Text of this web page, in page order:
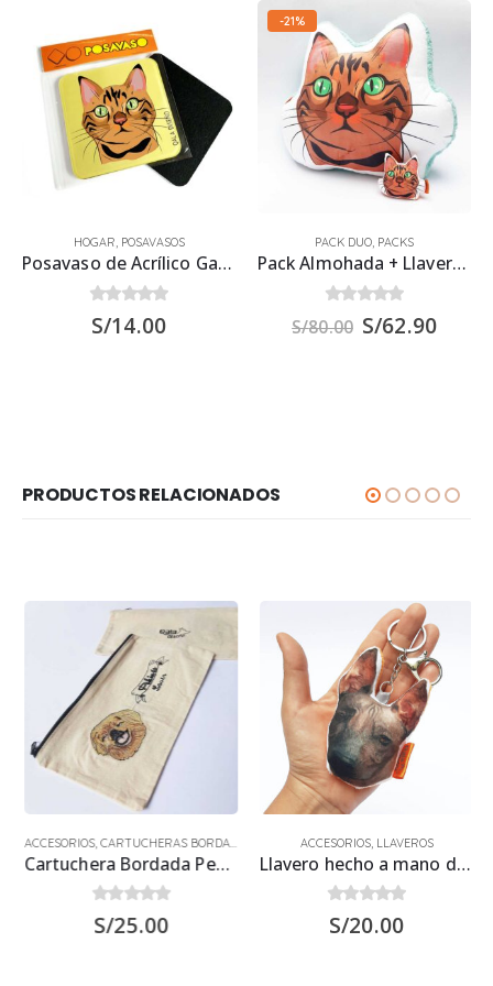
HOGAR, POSAVASOS
Posavaso de Acrílico Gato Atigrado 9.5×9.5 cms.
0out of 5
S/14.00
-21%
PACK DUO, PACKS
Pack Almohada + Llavero de tela – Gato Atigrado
out of 5
S/80.00 S/62.90
PRODUCTOS RELACIONADOS
ACCESORIOS, CARTUCHERAS BORDADAS
Cartuchera Bordada Pekinés
0out of 5
S/25.00
ACCESORIOS, LLAVEROS
Llavero hecho a mano de Perro Peruano
0out of 5
S/20.00